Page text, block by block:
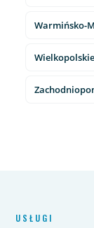
Warmińsko-
Wielkopolskie
USŁUGI